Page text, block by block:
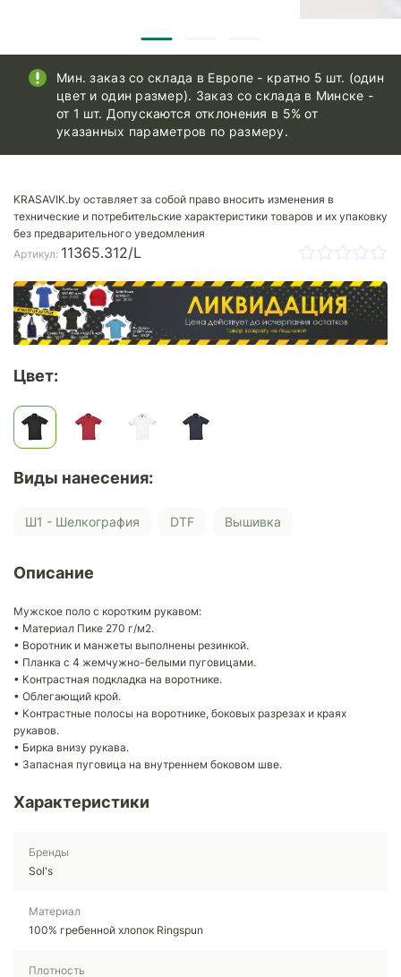
Мин. заказ со склада в Европе - кратно 5 шт. (один
цвет и один размер). Заказ со склада в Минске -
от 1 шт. Допускаются отклонения в 5% от
указанных параметров по размеру.
KRASAVIK.by оставляет за собой право вносить изменения в
технические и потребительские характеристики товаров и их упаковку
без предварительного уведомления
Артикул: 11365.312/L
Цвет:
Виды нанесения:
Ш1 - Шелкография DTF Вышивка
Описание
Мужское поло с коротким рукавом:
• Материал Пике 270 г/м2.
• Воротник и манжеты выполнены резинкой.
• Планка с 4 жемчужно-белыми пуговицами.
• Контрастная подкладка на воротнике.
• Облегающий крой.
• Контрастные полосы на воротнике, боковых разрезах и краях
рукавов.
• Бирка внизу рукава.
• Запасная пуговица на внутреннем боковом шве.
Характеристики
Бренды
Sol's
Материал
100% гребенной хлопок Ringspun
Плотность